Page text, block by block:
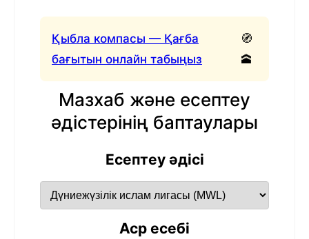
Қыбла компасы — Қағба
бағытын онлайн табыңыз
🧭
🕋
Мазхаб және есептеу
әдістерінің баптаулары
Есептеу әдісі
Аср есебі